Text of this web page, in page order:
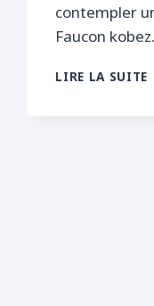
contempler
Faucon
LIRE LA SUITE